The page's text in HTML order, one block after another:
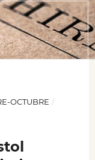
OCTUBRE /